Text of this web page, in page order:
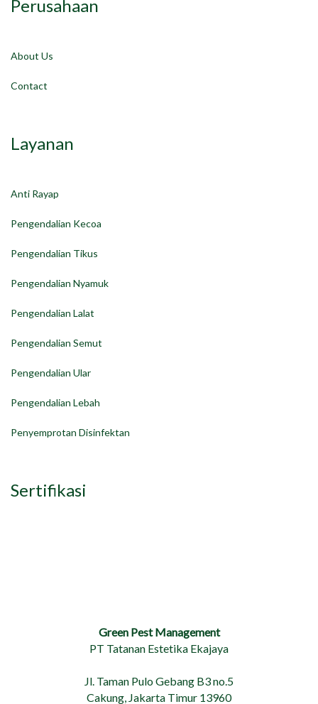
Perusahaan
About Us
Contact
Layanan
Anti Rayap
Pengendalian Kecoa
Pengendalian Tikus
Pengendalian Nyamuk
Pengendalian Lalat
Pengendalian Semut
Pengendalian Ular
Pengendalian Lebah
Penyemprotan Disinfektan
Sertifikasi
Green Pest Management
PT Tatanan Estetika Ekajaya
Jl. Taman Pulo Gebang B3 no.5
Cakung, Jakarta Timur 13960